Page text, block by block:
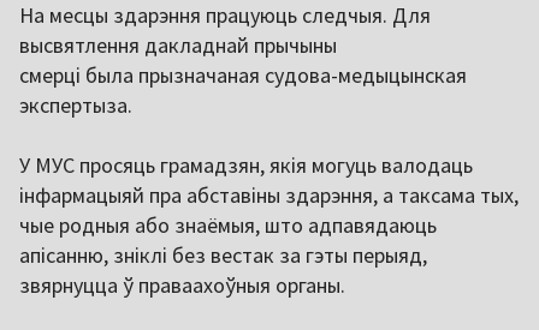
На месцы здарэння працуюць следчыя. Для
высвятлення дакладнай прычыны
смерці была прызначаная судова-медыцынская
экспертыза.
У МУС просяць грамадзян, якія могуць валодаць
інфармацыяй пра абставіны здарэння, а таксама тых,
чые родныя або знаёмыя, што адпавядаюць
апісанню, зніклі без вестак за гэты перыяд,
звярнуцца ў праваахоўныя органы.